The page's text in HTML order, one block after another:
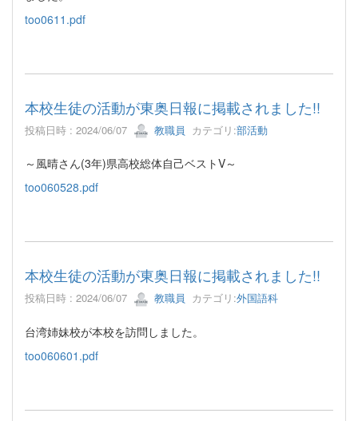
too0611.pdf
本校生徒の活動が東奥日報に掲載されました!!
投稿日時 : 2024/06/07 教職員 カテゴリ:部活動
～風晴さん(3年)県高校総体自己ベストV～
too060528.pdf
本校生徒の活動が東奥日報に掲載されました!!
投稿日時 : 2024/06/07 教職員 カテゴリ:外国語科
台湾姉妹校が本校を訪問しました。
too060601.pdf